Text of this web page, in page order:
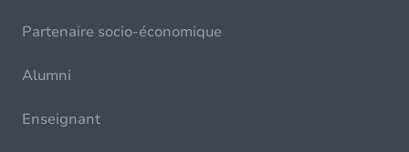
Partenaire socio-économique
Alumni
Enseignant